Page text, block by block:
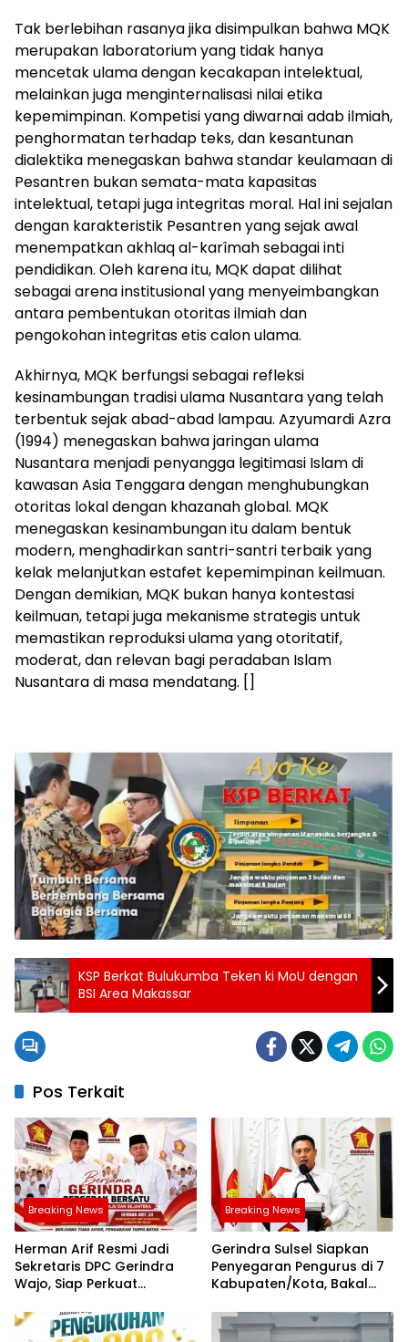
Tak berlebihan rasanya jika disimpulkan bahwa MQK
merupakan laboratorium yang tidak hanya
mencetak ulama dengan kecakapan intelektual,
melainkan juga menginternalisasi nilai etika
kepemimpinan. Kompetisi yang diwarnai adab ilmiah,
penghormatan terhadap teks, dan kesantunan
dialektika menegaskan bahwa standar keulamaan di
Pesantren bukan semata-mata kapasitas
intelektual, tetapi juga integritas moral. Hal ini sejalan
dengan karakteristik Pesantren yang sejak awal
menempatkan akhlaq al-karîmah sebagai inti
pendidikan. Oleh karena itu, MQK dapat dilihat
sebagai arena institusional yang menyeimbangkan
antara pembentukan otoritas ilmiah dan
pengokohan integritas etis calon ulama.
Akhirnya, MQK berfungsi sebagai refleksi
kesinambungan tradisi ulama Nusantara yang telah
terbentuk sejak abad-abad lampau. Azyumardi Azra
(1994) menegaskan bahwa jaringan ulama
Nusantara menjadi penyangga legitimasi Islam di
kawasan Asia Tenggara dengan menghubungkan
otoritas lokal dengan khazanah global. MQK
menegaskan kesinambungan itu dalam bentuk
modern, menghadirkan santri-santri terbaik yang
kelak melanjutkan estafet kepemimpinan keilmuan.
Dengan demikian, MQK bukan hanya kontestasi
keilmuan, tetapi juga mekanisme strategis untuk
memastikan reproduksi ulama yang otoritatif,
moderat, dan relevan bagi peradaban Islam
Nusantara di masa mendatang. []
KSP Berkat Bulukumba Teken ki MoU dengan
BSI Area Makassar
Pos Terkait
Breaking News
Herman Arif Resmi Jadi
Sekretaris DPC Gerindra
Wajo, Siap Perkuat
Breaking News
Gerindra Sulsel Siapkan
Penyegaran Pengurus di 7
Kabupaten/Kota, Bakal